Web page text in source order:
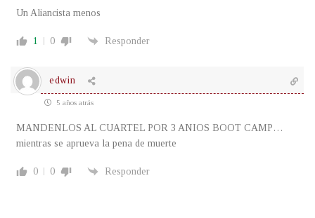
Un Aliancista menos
1 0 Responder
edwin
5 años atrás
MANDENLOS AL CUARTEL POR 3 ANIOS BOOT CAMP…
mientras se aprueva la pena de muerte
0 0 Responder